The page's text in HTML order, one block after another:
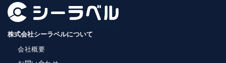
株式会社シーラベルについて
会社概要